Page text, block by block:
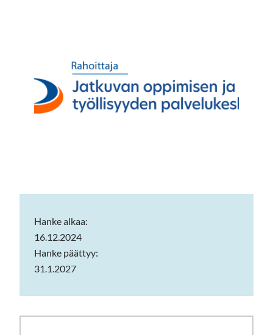
Hanke alkaa:
16.12.2024
Hanke päättyy:
31.1.2027